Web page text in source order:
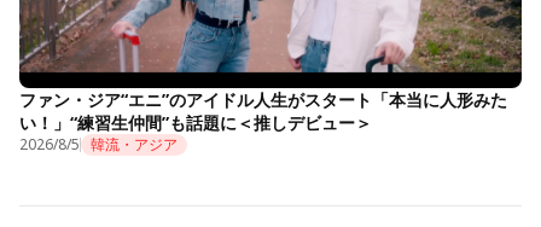
ファン・ジア“エニ”のアイドル人生がスタート「本当に人形みた
い！」“練習生仲間”も話題に＜推しデビュー＞
2026/8/5 韓流・アジア